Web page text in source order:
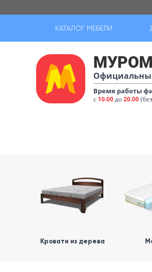
КАТАЛОГ МЕБЕЛИ
Время работы
с 10.00до20.00
Кровати из дерева